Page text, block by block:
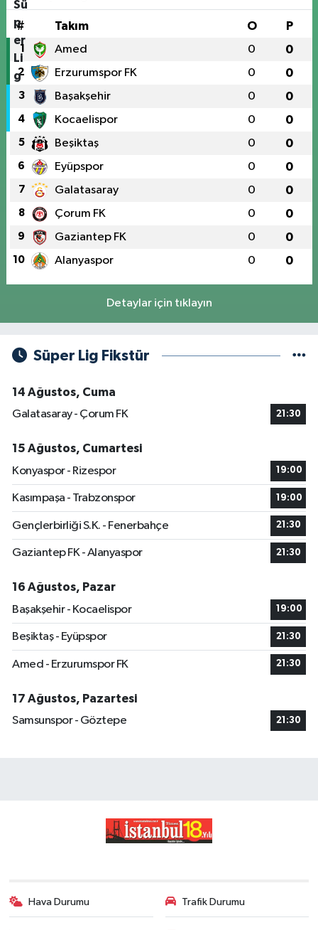
# Takım O P
1 Amed 0 0
2 Erzurumspor FK 0 0
3 Başakşehir 0 0
4 Kocaelispor 0 0
5 Beşiktaş 0 0
6 Eyüpspor 0 0
7 Galatasaray 0 0
8 Çorum FK 0 0
9 Gaziantep FK 0 0
10 Alanyaspor 0 0
Detaylar için tıklayın
Süper Lig Fikstür
14 Ağustos, Cuma
Galatasaray - Çorum FK
21:30
15 Ağustos, Cumartesi
Konyaspor - Rizespor
19:00
Kasımpaşa - Trabzonspor 19:00
Gençlerbirliği S.K. - Fenerbahçe 21:30
Gaziantep FK - Alanyaspor 21:30
16 Ağustos, Pazar
Başakşehir - Kocaelispor
19:00
Beşiktaş - Eyüpspor 21:30
Amed - Erzurumspor FK 21:30
17 Ağustos, Pazartesi
Samsunspor - Göztepe
21:30
Hava Durumu Trafik Durumu